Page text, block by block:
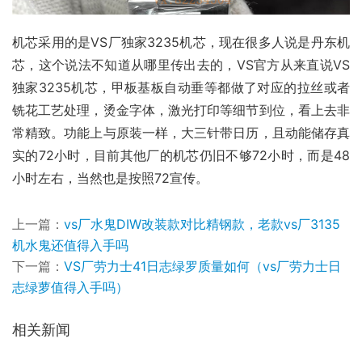
机芯采用的是VS厂独家3235机芯，现在很多人说是丹东机
芯，这个说法不知道从哪里传出去的，VS官方从来直说VS
独家3235机芯，甲板基板自动垂等都做了对应的拉丝或者
铣花工艺处理，烫金字体，激光打印等细节到位，看上去非
常精致。功能上与原装一样，大三针带日历，且动能储存真
实的72小时，目前其他厂的机芯仍旧不够72小时，而是48
小时左右，当然也是按照72宣传。
上一篇： vs厂水鬼DIW改装款对比精钢款，老款vs厂3135
机水鬼还值得入手吗
下一篇： VS厂劳力士41日志绿罗质量如何（vs厂劳力士日
志绿萝值得入手吗）
相关新闻